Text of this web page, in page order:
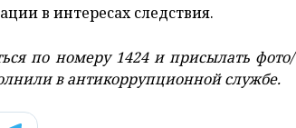
в интересах следствия.
по номеру 1424 и присылать фото/
в антикоррупционной службе.